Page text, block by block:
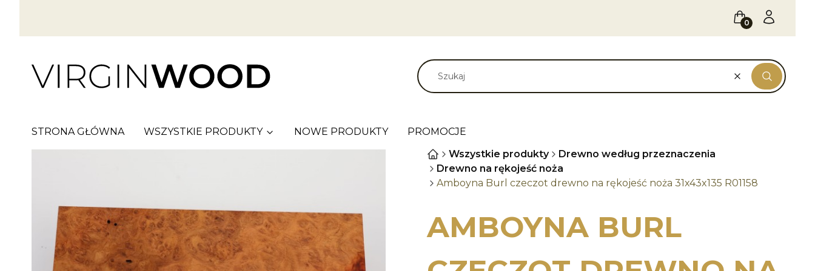
KoszykZaloguj się
WyczyśćSzukaj
STRONA GŁÓWNA WSZYSTKIE PRODUKTY NOWE PRODUKTY
PROMOCJE
Wszystkie produkty
Drewno według przeznaczenia
Drewno na rękojeść noża
Amboyna Burl czeczot drewno na rękojeść noża 31x43x135 R01158
AMBOYNA BURL